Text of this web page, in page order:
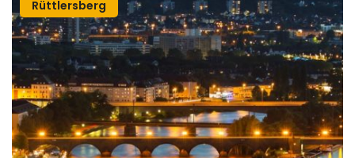
Rüttlersberg